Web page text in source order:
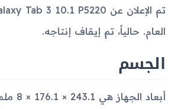
العام. حالياً، تم إيقاف إنتاجه.
الجسم